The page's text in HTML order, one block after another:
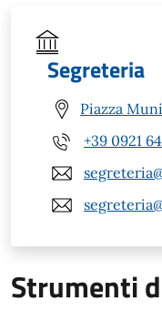
Segreteria
Piazza
+39 0921
Strumenti